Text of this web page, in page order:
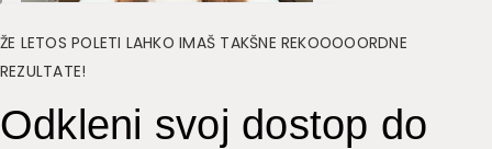
ŽE LETOS POLETI LAHKO IMAŠ TAKŠNE REKOOOOORDNE
REZULTATE!
Odkleni svoj dostop do